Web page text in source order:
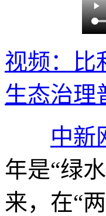
视频：比
生态治理
中新
年是“绿
来，在“